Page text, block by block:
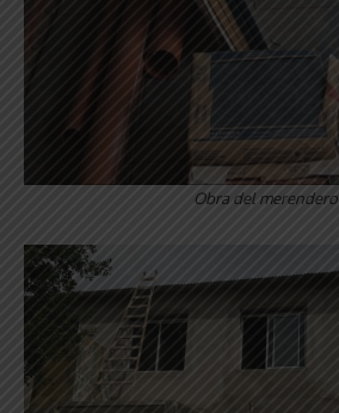
Obra del merendero.